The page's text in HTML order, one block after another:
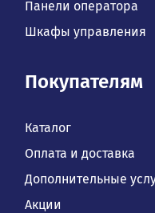
Панели оператора
Шкафы управления
Покупателям
Каталог
Оплата и доставка
Дополнительные
Акции